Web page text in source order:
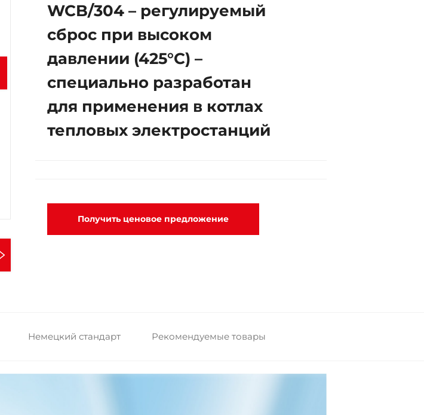
WCB/304 – регулируемый
сброс при высоком
давлении (425°C) –
специально разработан
для применения в котлах
тепловых электростанций
Получить ценовое предложение
Немецкий стандарт Рекомендуемые товары